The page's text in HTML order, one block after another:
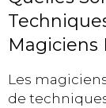
Magiciens
Les
de